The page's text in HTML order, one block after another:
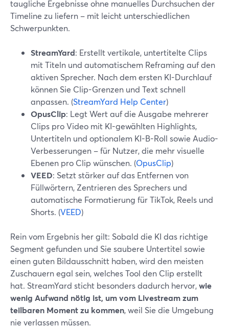
taugliche Ergebnisse ohne manuelles Durchsuchen der
Timeline zu liefern – mit leicht unterschiedlichen
Schwerpunkten.
StreamYard: Erstellt vertikale, untertitelte Clips
mit Titeln und automatischem Reframing auf den
aktiven Sprecher. Nach dem ersten KI-Durchlauf
können Sie Clip-Grenzen und Text schnell
anpassen. (StreamYard Help Center)
OpusClip: Legt Wert auf die Ausgabe mehrerer
Clips pro Video mit KI-gewählten Highlights,
Untertiteln und optionalem KI-B-Roll sowie Audio-
Verbesserungen – für Nutzer, die mehr visuelle
Ebenen pro Clip wünschen. (OpusClip)
VEED: Setzt stärker auf das Entfernen von
Füllwörtern, Zentrieren des Sprechers und
automatische Formatierung für TikTok, Reels und
Shorts. (VEED)
Rein vom Ergebnis her gilt: Sobald die KI das richtige
Segment gefunden und Sie saubere Untertitel sowie
einen guten Bildausschnitt haben, wird den meisten
Zuschauern egal sein, welches Tool den Clip erstellt
hat. StreamYard sticht besonders dadurch hervor,wie
wenig Aufwand nötig ist, um vom Livestream zum
teilbaren Moment zu kommen, weil Sie die Umgebung
nie verlassen müssen.